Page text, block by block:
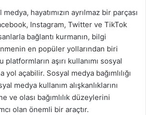
hayatımızın ayrılmaz bir parçası
Instagram, Twitter ve TikTok
bağlantı kurmanın, bilgi
en popüler yollarından biri
aşırı kullanımı sosyal
yol açabilir. Sosyal medya bağımlılığı
medya kullanım alışkanlıklarını
ve olası bağımlılık düzeylerini
olan önemli bir araçtır.